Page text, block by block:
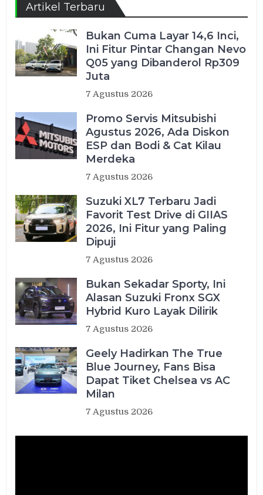
Artikel Terbaru
Bukan Cuma Layar 14,6 Inci,
Ini Fitur Pintar Changan Nevo
Q05 yang Dibanderol Rp309
Juta
7 Agustus 2026
Promo Servis Mitsubishi
Agustus 2026, Ada Diskon
ESP dan Bodi & Cat Kilau
Merdeka
7 Agustus 2026
Suzuki XL7 Terbaru Jadi
Favorit Test Drive di GIIAS
2026, Ini Fitur yang Paling
Dipuji
7 Agustus 2026
Bukan Sekadar Sporty, Ini
Alasan Suzuki Fronx SGX
Hybrid Kuro Layak Dilirik
7 Agustus 2026
Geely Hadirkan The True
Blue Journey, Fans Bisa
Dapat Tiket Chelsea vs AC
Milan
7 Agustus 2026